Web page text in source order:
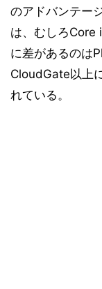
のアドバンテー
は、むしろCore
に差があるのは
CloudGate以上
れている。